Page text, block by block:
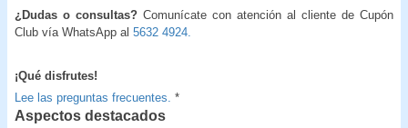
¿Dudas o consultas? Comunícate con atención al cliente de Cupón
Club vía WhatsApp al 5632 4924.
¡Qué disfrutes!
Lee las preguntas frecuentes. *
Aspectos destacados